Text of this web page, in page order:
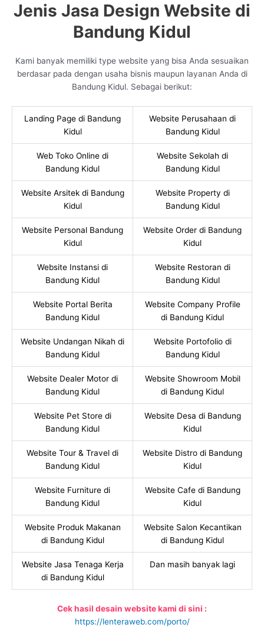
Jenis Jasa Design Website di
Bandung Kidul
Kami banyak memiliki type website yang bisa Anda sesuaikan
berdasar pada dengan usaha bisnis maupun layanan Anda di
Bandung Kidul. Sebagai berikut:
Landing Page di Bandung
Kidul
Website Perusahaan di
Bandung Kidul
Web Toko Online di
Bandung Kidul
Website Sekolah di
Bandung Kidul
Website Arsitek di Bandung
Kidul
Website Property di
Bandung Kidul
Website Personal Bandung
Kidul
Website Order di Bandung
Kidul
Website Instansi di
Bandung Kidul
Website Restoran di
Bandung Kidul
Website Portal Berita
Bandung Kidul
Website Company Profile
di Bandung Kidul
Website Undangan Nikah di
Bandung Kidul
Website Portofolio di
Bandung Kidul
Website Dealer Motor di
Bandung Kidul
Website Showroom Mobil
di Bandung Kidul
Website Pet Store di
Bandung Kidul
Website Desa di Bandung
Kidul
Website Tour & Travel di
Bandung Kidul
Website Distro di Bandung
Kidul
Website Furniture di
Bandung Kidul
Website Cafe di Bandung
Kidul
Website Produk Makanan
di Bandung Kidul
Website Salon Kecantikan
di Bandung Kidul
Website Jasa Tenaga Kerja
di Bandung Kidul
Dan masih banyak lagi
Cek hasil desain website kami di sini :
https://lenteraweb.com/porto/